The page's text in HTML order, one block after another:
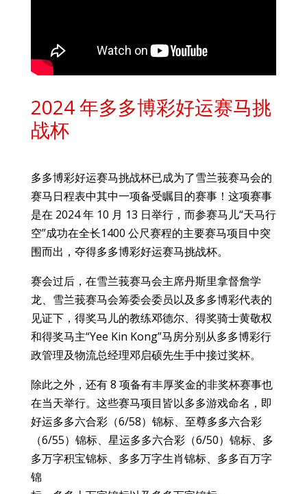
2024 年多多博彩好运赛马挑
战杯
多多博彩好运赛马挑战杯已成为了雪兰莪赛马会的
赛马日程表中其中一项备受瞩目的赛事！这项赛事
是在 2024 年 10 月 13 日举行，而参赛马儿“天马行
空”成功在全长1400 公尺赛程的主要赛马项目中突
围而出，夺得多多博彩好运赛马挑战杯。
赛会过后，在雪兰莪赛马会主席丹斯里拿督詹学
龙、雪兰莪赛马会筹委会委员以及多多博彩代表的
见证下，得奖马儿的教练邓德尔、得奖骑士黄敬权
和得奖马主“Yee Kin Kong”马房分别从多多博彩行
政管理及物流总经理邓启硕先生手中接过奖杯。
除此之外，还有 8 项备有丰厚奖金的非奖杯赛事也
在当天举行。这些赛马项目皆以多多游戏命名，即
好运多多六合彩（6/58）锦标、至尊多多六合彩
（6/55）锦标、星运多多六合彩（6/50）锦标、多
多万字积宝锦标、多多万字生肖锦标、多多百万字
锦